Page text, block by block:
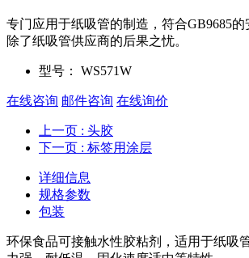
专门应用于纸吸管的制造，符合GB9685
除了纸吸管供应商的后果之忧。
型号： WS571W
在线咨询 邮件咨询 在线询价
上一页 : 头胶
下一页 : 标签用涂层
详细信息
规格参数
包装
环保食品可接触水性胶粘剂，适用于纸吸